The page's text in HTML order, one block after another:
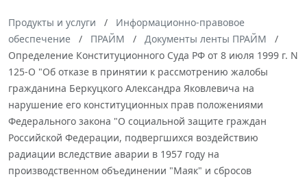
Продукты и услуги
Информационно-правовое
обеспечение
ПРАЙМ
Документы ленты ПРАЙМ
Определение Конституционного Суда РФ от 8 июля 1999 г. N
125-О "Об отказе в принятии к рассмотрению жалобы
гражданина Беркуцкого Александра Яковлевича на
нарушение его конституционных прав положениями
Федерального закона "О социальной защите граждан
Российской Федерации, подвергшихся воздействию
радиации вследствие аварии в 1957 году на
производственном объединении "Маяк" и сбросов